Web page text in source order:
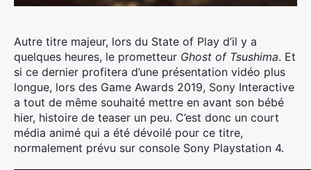
Autre titre majeur, lors du State of Play d’il y a
quelques heures, le prometteur Ghost of Tsushima. Et
si ce dernier profitera d’une présentation vidéo plus
longue, lors des Game Awards 2019, Sony Interactive
a tout de même souhaité mettre en avant son bébé
hier, histoire de teaser un peu. C’est donc un court
média animé qui a été dévoilé pour ce titre,
normalement prévu sur console Sony Playstation 4.